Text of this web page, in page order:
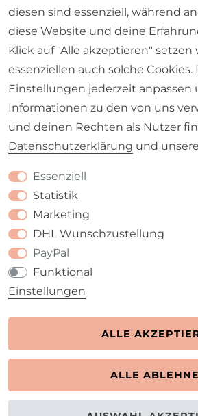
VERTRAG WIDERRUFEN
diesen sind essenziell, während
diese Website und deine
Klick auf "Alle akzeptieren" setzen
essenziellen auch solche
Einstellungen jederzeit anpassen
Informationen zu den von uns
und deinen Rechten als Nutzer
Daten­schutz­erklärung und
Essenziell
Statistik
Marketing
DHL Wunschzustellung
PayPal
Funktional
Einstellungen
ALLE
ALLE